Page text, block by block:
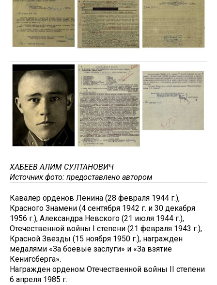
ХАБЕЕВ АЛИМ СУЛТАНОВИЧ
Источник фото: предоставлено автором
Кавалер орденов Ленина (28 февраля 1944 г.),
Красного Знамени (4 сентября 1942 г. и 30 декабря
1956 г.), Александра Невского (21 июля 1944 г.),
Отечественной войны I степени (21 февраля 1943 г.),
Красной Звезды (15 ноября 1950 г.), награжден
медалями «За боевые заслуги» и «За взятие
Кенигсберга».
Награжден орденом Отечественной войны II степени
6 апреля 1985 г.